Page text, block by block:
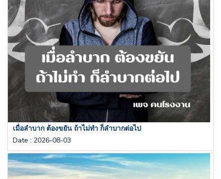
เมื่อลำบาก ต้องขยัน ถ้าไม่ทำ ก็ลำบากต่อไป
Date : 2026-08-03